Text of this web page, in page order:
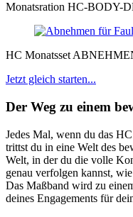
Monatsration HC-BODY-
HC Monatsset
Jetzt gleich starten...
Der Weg zu einem
Jedes Mal, wenn du das
trittst du in eine Welt des
Welt, in der du die volle
genau verfolgen kannst,
Das Maßband wird zu
deines Engagements für